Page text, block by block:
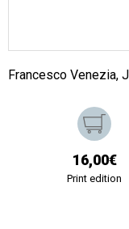
Francesco Venezia,
16,00€
Print edition